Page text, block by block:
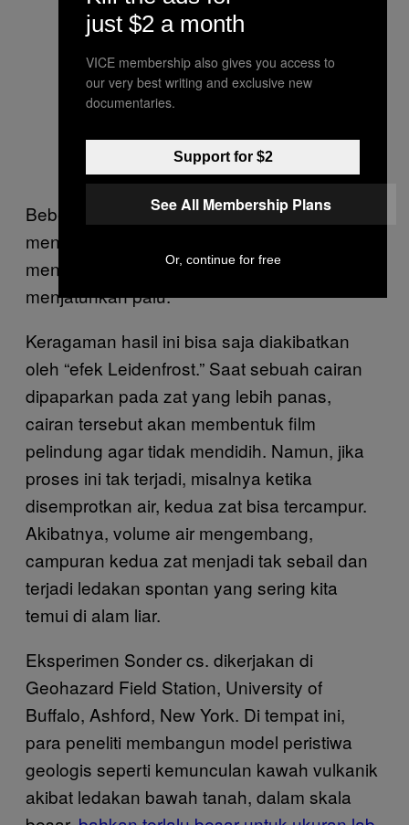
Beberapa percobaan juga berhasil
menghasilkan ledakan dengan
menggunakan air saja, tanpa harus
menjatuhkan palu.
Keragaman hasil ini bisa saja diakibatkan
oleh “efek Leidenfrost.” Saat sebuah cairan
dipaparkan pada zat yang lebih panas,
cairan tersebut akan membentuk film
pelindung agar tidak mendidih. Namun, jika
proses ini tak terjadi, misalnya ketika
disemprotkan air, kedua zat bisa tercampur.
Akibatnya, volume air mengembang,
campuran kedua zat menjadi tak sebail dan
terjadi ledakan spontan yang sering kita
temui di alam liar.
Eksperimen Sonder cs. dikerjakan di
Geohazard Field Station, University of
Buffalo, Ashford, New York. Di tempat ini,
para peneliti membangun model peristiwa
geologis seperti kemunculan kawah vulkanik
akibat ledakan bawah tanah, dalam skala
just $2 a month
VICE membership also gives you access to
our very best writing and exclusive new
documentaries.
Support for $2
See All Membership Plans
Or, continue for free